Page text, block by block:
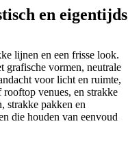
en eigentijds
lijnen en een frisse look.
grafische vormen, neutrale
voor licht en ruimte,
venues, en strakke
strakke pakken en
die houden van eenvoud